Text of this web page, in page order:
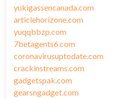
yukigassencanada.com
articlehorizone.com
yuqqbbzp.com
7betagents6.com
coronavirusuptodate.com
crackinstreams.com
gadgetspak.com
gearsngadget.com